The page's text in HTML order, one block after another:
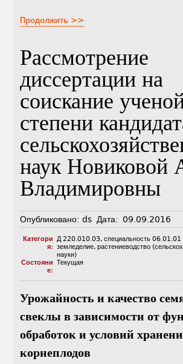
Продолжить >>
Рассмотрение
диссертации на
соискание
степени
наук Новиковой
Владимировны
Опубликовано: ds Дата: 09.09.2016
Категори
я:
Д 220.010.03, специальность
земледелие, растениеводство
науки)
Состояни
е:
Текущая
Урожайность и качество
свеклы в зависимости от
обработок и условий
корнеплодов